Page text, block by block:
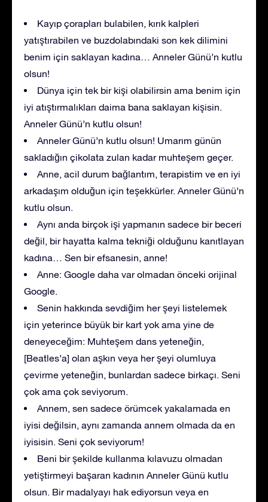
Kayıp çorapları bulabilen, kırık kalpleri
yatıştırabilen ve buzdolabındaki son kek dilimini
benim için saklayan kadına… Anneler Günü’n kutlu
olsun!
Dünya için tek bir kişi olabilirsin ama benim için
iyi atıştırmalıkları daima bana saklayan kişisin.
Anneler Günü’n kutlu olsun!
Anneler Günü’n kutlu olsun! Umarım günün
sakladığın çikolata zulan kadar muhteşem geçer.
Anne, acil durum bağlantım, terapistim ve en iyi
arkadaşım olduğun için teşekkürler. Anneler Günü’n
kutlu olsun.
Aynı anda birçok işi yapmanın sadece bir beceri
değil, bir hayatta kalma tekniği olduğunu kanıtlayan
kadına… Sen bir efsanesin, anne!
Anne: Google daha var olmadan önceki orijinal
Google.
Senin hakkında sevdiğim her şeyi listelemek
için yeterince büyük bir kart yok ama yine de
deneyeceğim: Muhteşem dans yeteneğin,
[Beatles’a] olan aşkın veya her şeyi olumluya
çevirme yeteneğin, bunlardan sadece birkaçı. Seni
çok ama çok seviyorum.
Annem, sen sadece örümcek yakalamada en
iyisi değilsin, aynı zamanda annem olmada da en
iyisisin. Seni çok seviyorum!
Beni bir şekilde kullanma kılavuzu olmadan
yetiştirmeyi başaran kadının Anneler Günü kutlu
olsun. Bir madalyayı hak ediyorsun veya en